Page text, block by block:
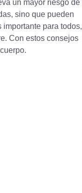
un mayor riesgo de
sino que pueden
importante para todos,
Con estos consejos